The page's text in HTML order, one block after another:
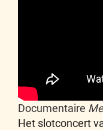
Documentaire
Het slotconcert